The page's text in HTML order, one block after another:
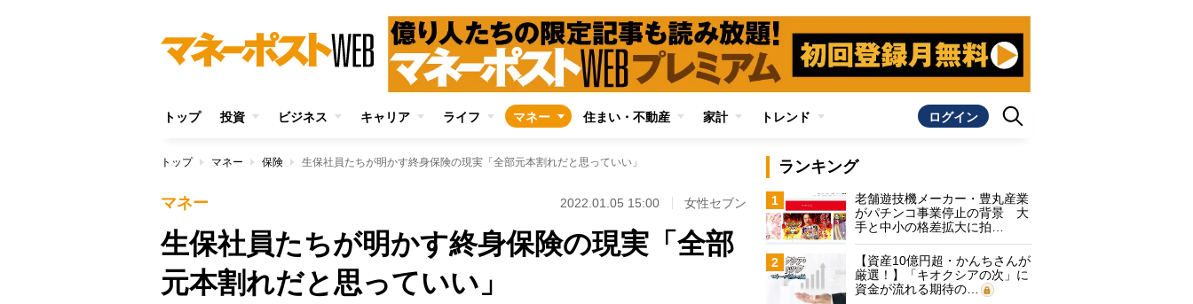
トップ 投資 ビジネス キャリア ライフ マネー 住まい・不動産 家計 トレンド ログイン
トップ マネー 保険 生保社員たちが明かす終身保険の現実「全部元本割れだと思っていい」
マネー 2022.01.05 15:00 女性セブン
生保社員たちが明かす終身保険の現実「全部
元本割れだと思っていい」
ランキング
1
老舗遊技機メーカー・豊丸産業
がパチンコ事業停止の背景 大
手と中小の格差拡大に拍…
2
【資産10億円超・かんちさんが
厳選！】「キオクシアの次」に
資金が流れる期待の…